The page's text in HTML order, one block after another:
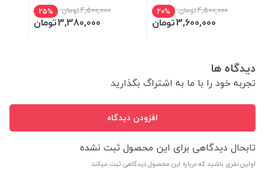
4,500,000تومان 20%
3,600,000تومان
4,500,000تومان 25%
3,380,000تومان
دیدگاه ها
تجربه خود را با ما به اشتراگ بگذارید
افزودن دیدگاه
تابحال دیدگاهی برای این محصول ثبت نشده
اولین نفری باشید که درباره این محصول دیدگاهی ثبت میکند